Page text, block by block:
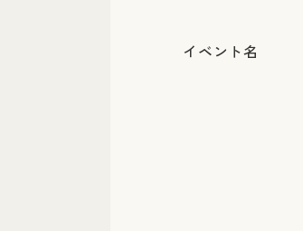
イベント名